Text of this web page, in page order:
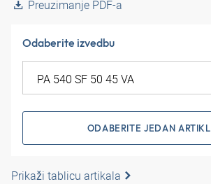
Preuzimanje PDF-a
Odaberite izvedbu
ODABERITE JEDAN ARTIKL
Prikaži tablicu artikala